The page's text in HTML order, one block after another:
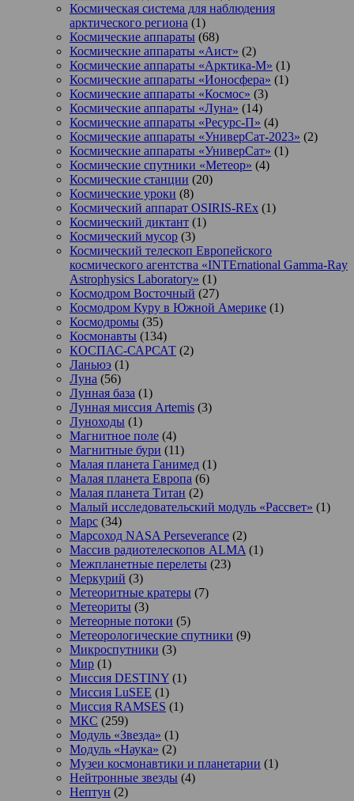
Космическая система для наблюдения
арктического региона (1)
Космические аппараты (68)
Космические аппараты «Аист» (2)
Космические аппараты «Арктика-М» (1)
Космические аппараты «Ионосфера» (1)
Космические аппараты «Космос» (3)
Космические аппараты «Луна» (14)
Космические аппараты «Ресурс-П» (4)
Космические аппараты «УниверСат-2023» (2)
Космические аппараты «УниверСат» (1)
Космические спутники «Метеор» (4)
Космические станции (20)
Космические уроки (8)
Космический аппарат OSIRIS-REx (1)
Космический диктант (1)
Космический мусор (3)
Космический телескоп Европейского
космического агентства «INTErnational Gamma-Ray
Astrophysics Laboratory» (1)
Космодром Восточный (27)
Космодром Куру в Южной Америке (1)
Космодромы (35)
Космонавты (134)
КОСПАС-САРСАТ (2)
Ланьюэ (1)
Луна (56)
Лунная база (1)
Лунная миссия Artemis (3)
Луноходы (1)
Магнитное поле (4)
Магнитные бури (11)
Малая планета Ганимед (1)
Малая планета Европа (6)
Малая планета Титан (2)
Малый исследовательский модуль «Рассвет» (1)
Марс (34)
Марсоход NASA Perseverance (2)
Массив радиотелескопов ALMA (1)
Межпланетные перелеты (23)
Меркурий (3)
Метеоритные кратеры (7)
Метеориты (3)
Метеорные потоки (5)
Метеорологические спутники (9)
Микроспутники (3)
Мир (1)
Миссия DESTINY (1)
Миссия LuSEE (1)
Миссия RAMSES (1)
МКС (259)
Модуль «Звезда» (1)
Модуль «Наука» (2)
Музеи космонавтики и планетарии (1)
Нейтронные звезды (4)
Нептун (2)